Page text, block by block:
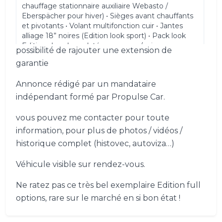
chauffage stationnaire auxiliaire Webasto /
Eberspächer pour hiver) • Sièges avant chauffants
et pivotants • Volant multifonction cuir • Jantes
alliage 18” noires (Edition look sport) • Pack look
Edition : bandeaux latéraux rouges/noirs
badges spécifiques
calandre spécifique • Éclairage LED avant (phares
+ feux de jour) • Prises 230V + 12V + USB + batterie
pour accès toit
table amovible intérieur/extérieur + 2 chaises
LED dans le toit relevable • Crochet d’attelage •
Véhicule en excellent état général : carrosserie gris
argent métallisé impeccable (Edition)
possibilité de rajouter une extension de
garantie
Annonce rédigé par un mandataire
indépendant formé par Propulse Car.
vous pouvez me contacter pour toute
information, pour plus de photos / vidéos /
historique complet (histovec, autoviza…)
Véhicule visible sur rendez-vous.
Ne ratez pas ce très bel exemplaire Edition full
options, rare sur le marché en si bon état !